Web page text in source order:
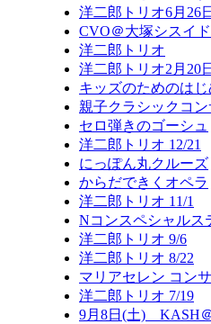
洋二郎トリオ6月26日
CVO＠大塚シスイ
洋二郎トリオ
洋二郎トリオ2月20
キッズのためのは
親子クラシックコ
セロ弾きのゴーシュ
洋二郎トリオ 12/21
にっぽん丸クルーズ
からだできくオペラ
洋二郎トリオ 11/1
Nコンスペシャルス
洋二郎トリオ 9/6
洋二郎トリオ 8/22
マリアセレン コン
洋二郎トリオ 7/19
9月8日(土) KASH